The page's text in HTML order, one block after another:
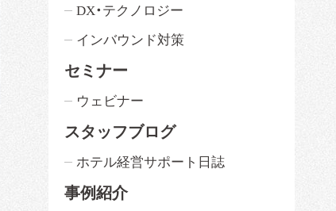
DX・テクノロジー
インバウンド対策
セミナー
ウェビナー
スタッフブログ
ホテル経営サポート日誌
事例紹介